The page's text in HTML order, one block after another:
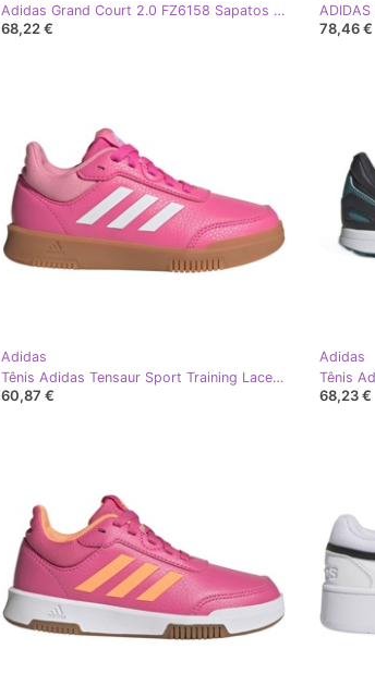
Adidas Grand Court 2.0 FZ6158 Sapatos branco
68,22 € 78,46 €
Adidas
Tênis Adidas Tensaur Sport Training Lace IF1722 rosa
60,87 €
Adidas
Tênis
68,23 €